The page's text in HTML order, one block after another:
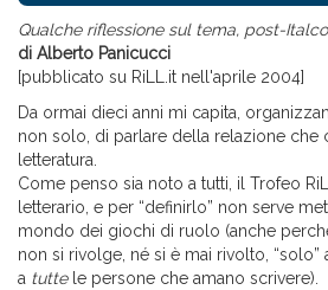
Qualche riflessione sul tema, post-
di Alberto Panicucci
[pubblicato su RiLL.it nell'aprile 2004]
Da ormai dieci anni mi capita,
non solo, di parlare della relazione che
letteratura.
Come penso sia noto a tutti, il Trofeo
letterario, e per “definirlo” non serve
mondo dei giochi di ruolo (anche
non si rivolge, né si è mai rivolto,
a tuttele persone che amano scrivere).